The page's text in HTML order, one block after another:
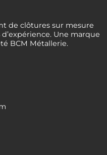
de clôtures sur mesure
Une marque
BCM Métallerie.